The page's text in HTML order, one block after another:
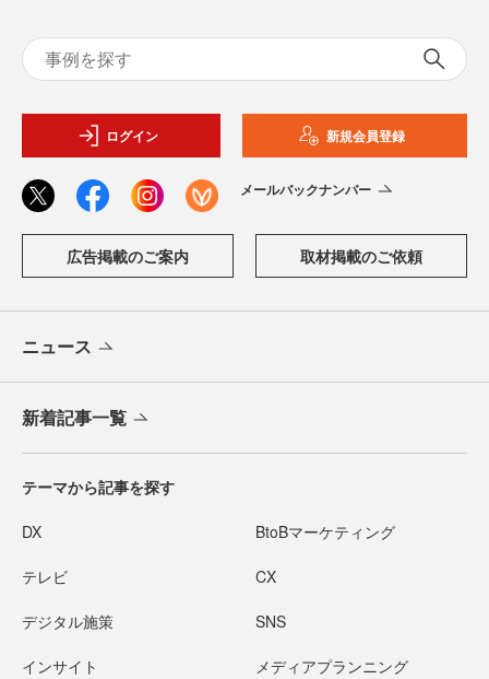
ログイン 新規会員登録
メールバックナンバー
広告掲載のご案内 取材掲載のご依頼
ニュース
新着記事一覧
テーマから記事を探す
DX BtoBマーケティング
テレビ CX
デジタル施策 SNS
インサイト メディアプランニング